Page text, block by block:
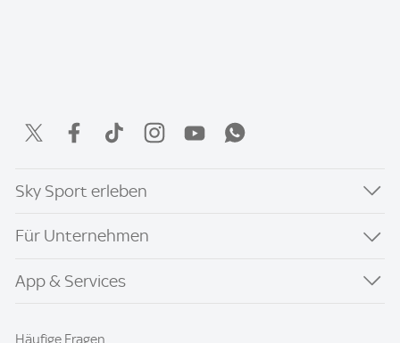
Sky Sport erleben
Für Unternehmen
App & Services
Häufige Fragen